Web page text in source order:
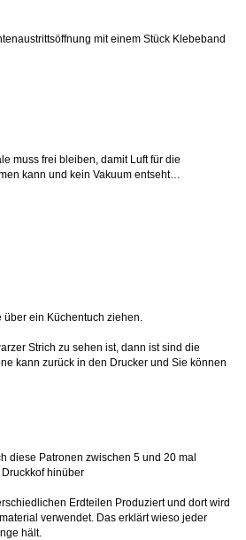
mit einem Stück Klebeband
muss frei bleiben, damit Luft für die
kann und kein Vakuum entseht…
ein Küchentuch ziehen.
Strich zu sehen ist, dann ist sind die
kann zurück in den Drucker und Sie können
diese Patronen zwischen 5 und 20 mal
hinüber
Erdteilen Produziert und dort wird
verwendet. Das erklärt wieso jeder
hält.